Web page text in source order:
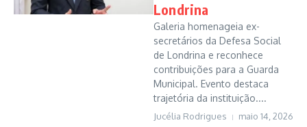
Londrina
Galeria homenageia ex-
secretários da Defesa Social
de Londrina e reconhece
contribuições para a Guarda
Municipal. Evento destaca
trajetória da instituição....
Jucélia Rodrigues maio 14, 2026